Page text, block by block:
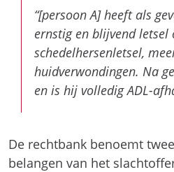
“[persoon A] heeft als
ernstig en blijvend letsel
schedelhersenletsel,
huidverwondingen. Na
en is hij volledig ADL-
De rechtbank benoemt
belangen van het